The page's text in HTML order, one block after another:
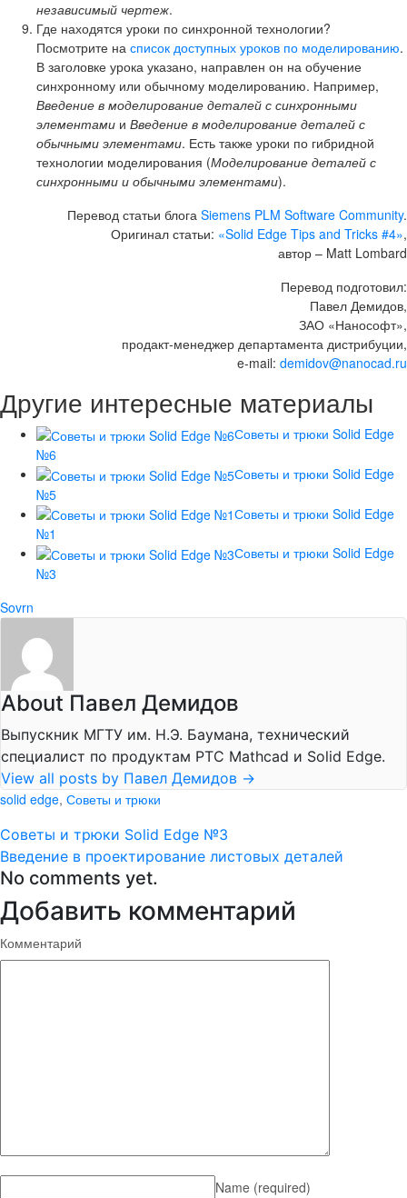
независимый чертеж.
Где находятся уроки по синхронной технологии?
Посмотрите на список доступных уроков по моделированию.
В заголовке урока указано, направлен он на обучение
синхронному или обычному моделированию. Например,
Введение в моделирование деталей с синхронными
элементами и Введение в моделирование деталей с
обычными элементами. Есть также уроки по гибридной
технологии моделирования (Моделирование деталей с
синхронными и обычными элементами).
Перевод статьи блога Siemens PLM Software Community.
Оригинал статьи: «Solid Edge Tips and Tricks #4»,
автор – Matt Lombard
Перевод подготовил:
Павел Демидов,
ЗАО «Нанософт»,
продакт-менеджер департамента дистрибуции,
e-mail: demidov@nanocad.ru
Другие интересные материалы
Советы и трюки Solid Edge
№6
Советы и трюки Solid Edge
№5
Советы и трюки Solid Edge
№1
Советы и трюки Solid Edge
№3
Sovrn
About Павел Демидов
Выпускник МГТУ им. Н.Э. Баумана, технический
специалист по продуктам PTC Mathcad и Solid Edge.
View all posts by Павел Демидов →
solid edge, Советы и трюки
Советы и трюки Solid Edge №3
Введение в проектирование листовых деталей
No comments yet.
Добавить комментарий
Комментарий
Name (required)